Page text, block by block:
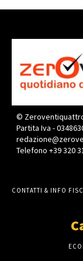
©
Partita Iva -
Telefono +39 320
CONTATTI & INFO